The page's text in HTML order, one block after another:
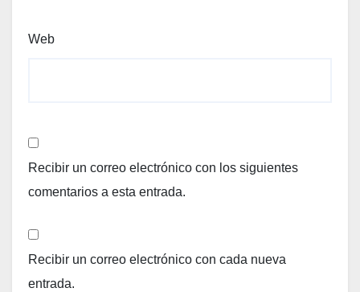
Web
Recibir un correo electrónico con los siguientes
comentarios a esta entrada.
Recibir un correo electrónico con cada nueva
entrada.